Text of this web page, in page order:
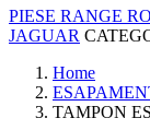
PIESE RANGE
JAGUAR
Home
TAMPON